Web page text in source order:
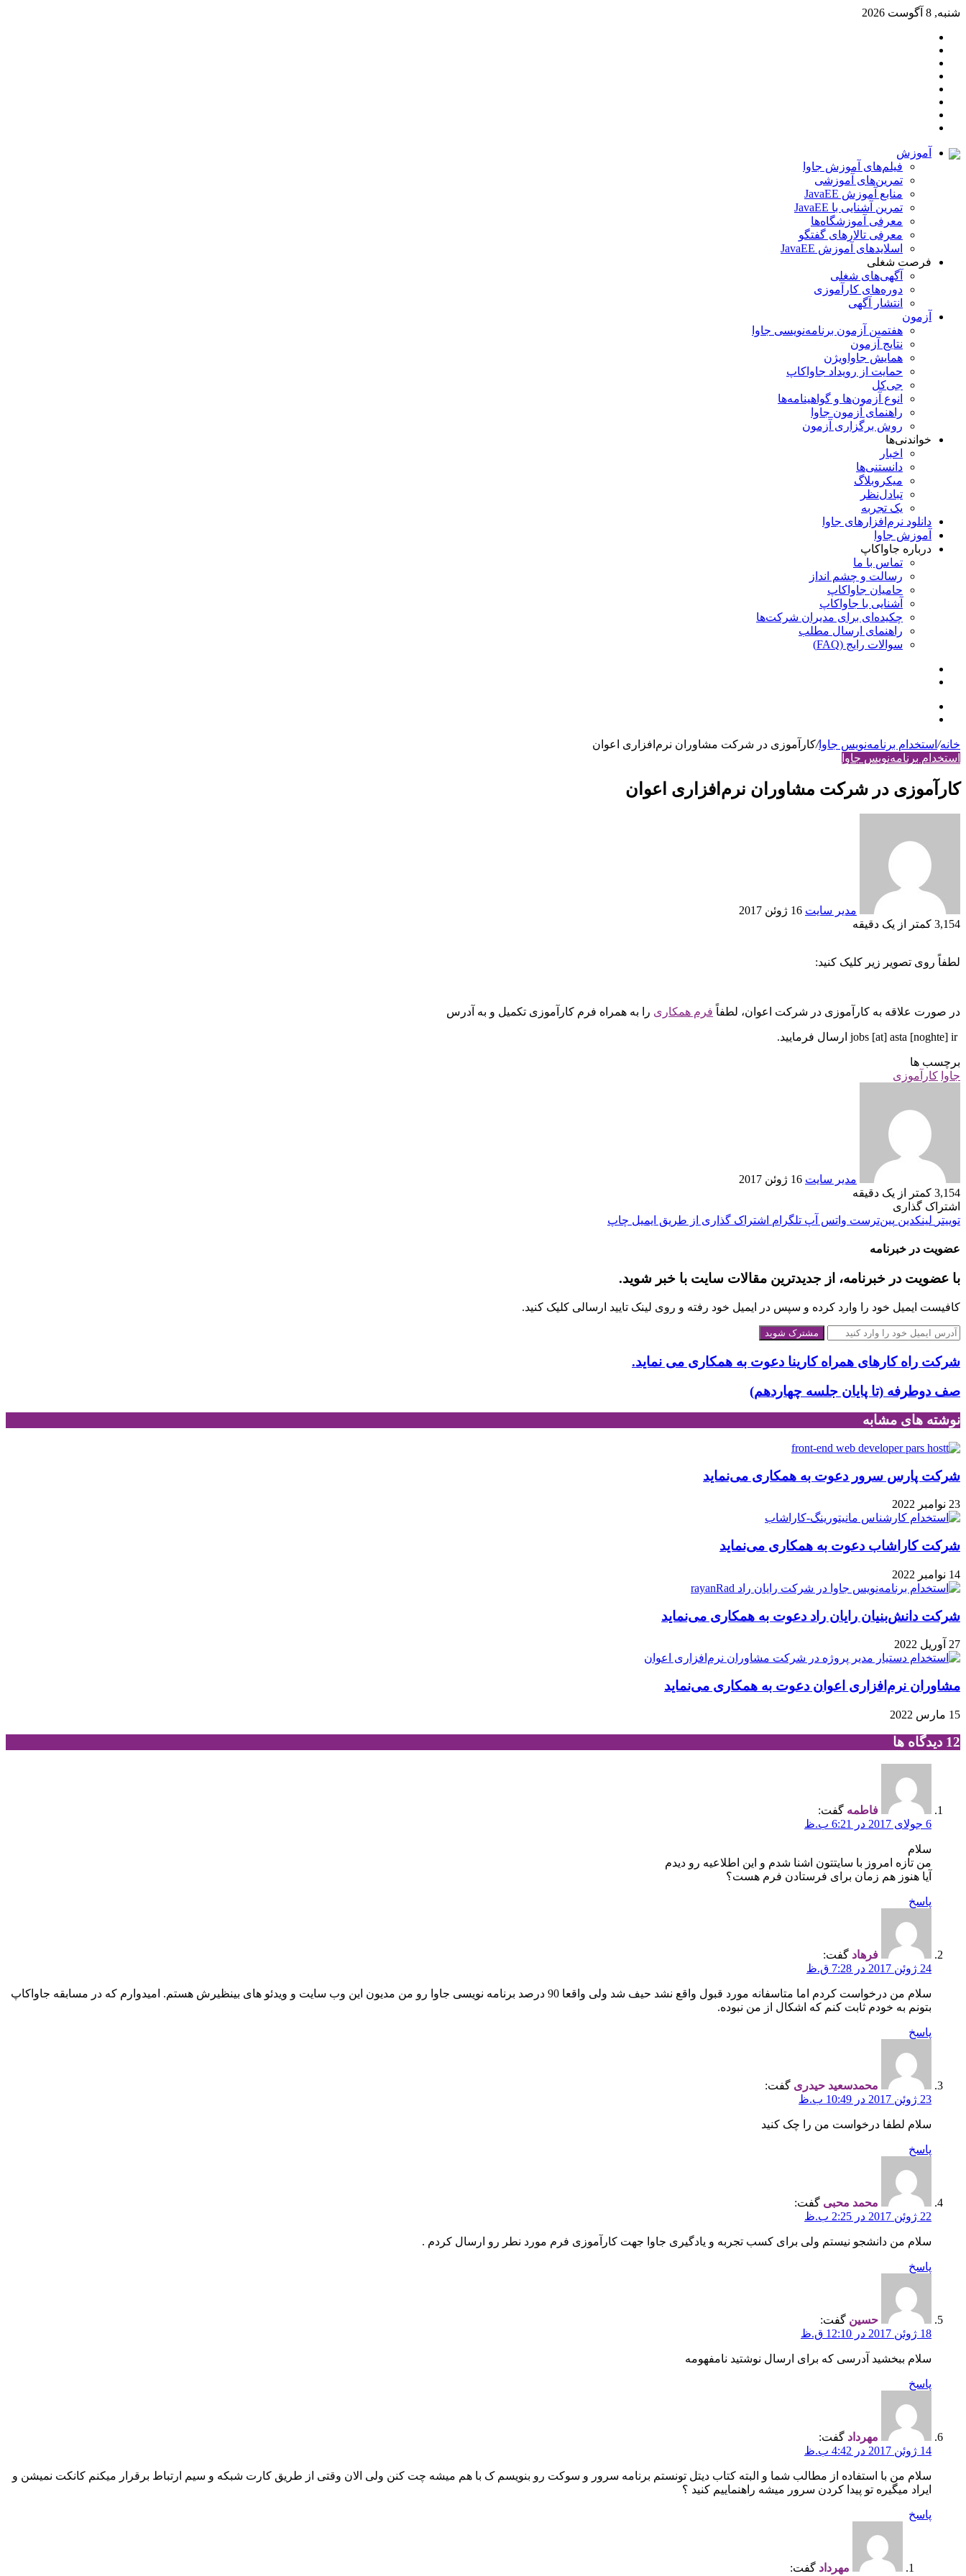
شنبه, 8 آگوست 2026
آموزش
فیلم‌های آموزش جاوا
تمرین‌های آموزشی
منابع آموزش JavaEE
تمرین آشنایی با JavaEE
معرفی آموزشگاه‌ها
معرفی تالارهای گفتگو
اسلایدهای آموزش JavaEE
فرصت شغلی
آگهی‌های شغلی
دوره‌های کارآموزی
انتشار آگهی
آزمون
هفتمین آزمون برنامه‌نویسی جاوا
نتایج آزمون
همایش جاواویژن
حمایت از رویداد جاواکاپ
جی‌کل
انوع آزمون‌ها و گواهینامه‌ها
راهنمای آزمون جاوا
روش برگزاری آزمون
خواندنی‌ها
اخبار
دانستنی‌ها
میکروبلاگ
تبادل‌نظر
یک تجربه
دانلود نرم‌افزارهای جاوا
آموزش جاوا
درباره جاواکاپ
تماس با ما
رسالت و چشم انداز
حامیان جاواکاپ
آشنایی با جاواکاپ
چکیده‌ای برای مدیران شرکت‌ها
راهنمای ارسال مطلب
سوالات رایج (FAQ)
خانه/ استخدام برنامه‌نویس جاوا/کارآموزی در شرکت مشاوران نرم‌افزاری اعوان
استخدام برنامه‌نویس جاوا
کارآموزی در شرکت مشاوران نرم‌افزاری اعوان
مدير سايت 16 ژوئن 2017
3,154 کمتر از یک دقیقه
لطفاً روی تصویر زیر کلیک کنید:
در صورت علاقه به کارآموزی در شرکت اعوان، لطفاً فرم همکاری را به همراه فرم کارآموزی تکمیل و به آدرس
jobs [at] asta [noghte] ir ارسال فرمایید.
برچسب ها
جاوا کارآموزی
مدير سايت 16 ژوئن 2017
3,154 کمتر از یک دقیقه
اشتراک گذاری
توییتر لینکدین ‫پین‌ترست واتس آپ تلگرام اشتراک گذاری از طریق ایمیل چاپ
عضویت در خبرنامه
با عضویت در خبرنامه، از جدیدترین مقالات سایت با خبر شوید.
کافیست ایمیل خود را وارد کرده و سپس در ایمیل خود رفته و روی لینک تایید ارسالی کلیک کنید.
آدرس
خود
وارد
کنید
شرکت راه کارهای همراه کارینا دعوت به همکاری می نماید.
صف دوطرفه (تا پایان جلسه چهاردهم)
نوشته های مشابه
شرکت پارس سرور دعوت به همکاری می‌نماید
23 نوامبر 2022
شرکت کاراشاب دعوت به همکاری می‌نماید
14 نوامبر 2022
شرکت دانش‌بنیان رایان راد دعوت به همکاری می‌نماید
27 آوریل 2022
مشاوران نرم‌افزاری اعوان دعوت به همکاری می‌نماید
15 مارس 2022
‫12 دیدگاه ها
فاطمه گفت:
6 جولای 2017 در 6:21 ب.ظ
سلام
من تازه امروز با سایتتون اشنا شدم و این اطلاعیه رو دیدم
آیا هنوز هم زمان برای فرستادن فرم هست؟
پاسخ
فرهاد گفت:
24 ژوئن 2017 در 7:28 ق.ظ
سلام من درخواست کردم اما متاسفانه مورد قبول واقع نشد حیف شد ولی واقعا 90 درصد برنامه نویسی جاوا رو من مدیون این وب سایت و ویدئو های بینظیرش هستم. امیدوارم که در مسابقه جاواکاپ
بتونم به خودم ثابت کنم که اشکال از من نبوده.
پاسخ
محمدسعید حیدری گفت:
23 ژوئن 2017 در 10:49 ب.ظ
سلام لطفا درخواست من را چک کنید
پاسخ
محمد محبی گفت:
22 ژوئن 2017 در 2:25 ب.ظ
سلام من دانشجو نیستم ولی برای کسب تجربه و یادگیری جاوا جهت کارآموزی فرم مورد نطر رو ارسال کردم .
پاسخ
حسین گفت:
18 ژوئن 2017 در 12:10 ق.ظ
سلام ببخشید آدرسی که برای ارسال نوشتید نامفهومه
پاسخ
مهرداد گفت:
14 ژوئن 2017 در 4:42 ب.ظ
سلام من با استفاده از مطالب شما و البته کتاب دیتل تونستم برنامه سرور و سوکت رو بنویسم ک با هم میشه چت کنن ولی الان وقتی از طریق کارت شبکه و سیم ارتباط برقرار میکنم کانکت نمیشن و
ایراد میگیره تو پیدا کردن سرور میشه راهنماییم کنید ؟
پاسخ
مهرداد گفت: